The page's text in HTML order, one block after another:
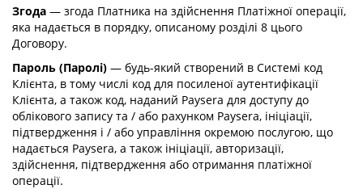
Згода — згода Платника на здійснення Платіжної операції,
яка надається в порядку, описаному розділі 8 цього
Договору.
Пароль (Паролі) — будь-який створений в Системі код
Клієнта, в тому числі код для посиленої аутентифікації
Клієнта, а також код, наданий Paysera для доступу до
облікового запису та / або рахунком Paysera, ініціації,
підтвердження і / або управління окремою послугою, що
надається Paysera, а також ініціації, авторизації,
здійснення, підтвердження або отримання платіжної
операції.